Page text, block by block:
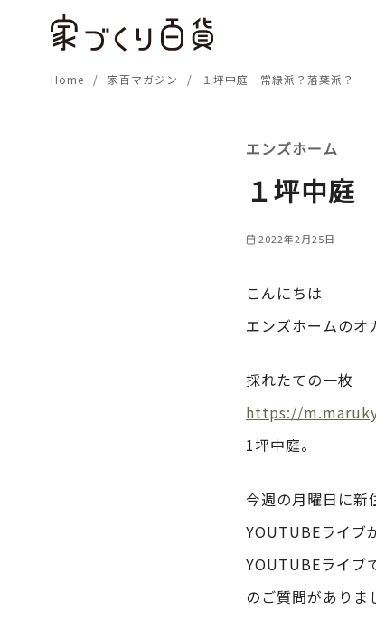
Home 家百マガジン １坪中庭 常緑派？落葉派？
エンズホーム
１坪中庭
2022年2月25日
こんにちは
エンズホームのオ
採れたての一枚
https://
1坪中庭。
今週の月曜日に新
YOUTUBEライブ
YOUTUBEライブ
のご質問がありま